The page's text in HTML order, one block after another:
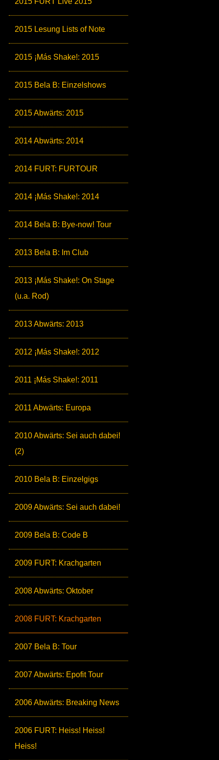
2015 Lesung Lists of Note
2015 ¡Más Shake!: 2015
2015 Bela B: Einzelshows
2015 Abwärts: 2015
2014 Abwärts: 2014
2014 FURT: FURTOUR
2014 ¡Más Shake!: 2014
2014 Bela B: Bye-now! Tour
2013 Bela B: Im Club
2013 ¡Más Shake!: On Stage
(u.a. Rod)
2013 Abwärts: 2013
2012 ¡Más Shake!: 2012
2011 ¡Más Shake!: 2011
2011 Abwärts: Europa
2010 Abwärts: Sei auch dabei!
(2)
2010 Bela B: Einzelgigs
2009 Abwärts: Sei auch dabei!
2009 Bela B: Code B
2009 FURT: Krachgarten
2008 Abwärts: Oktober
2008 FURT: Krachgarten
2007 Bela B: Tour
2007 Abwärts: Epofit Tour
2006 Abwärts: Breaking News
2006 FURT: Heiss! Heiss!
Heiss!